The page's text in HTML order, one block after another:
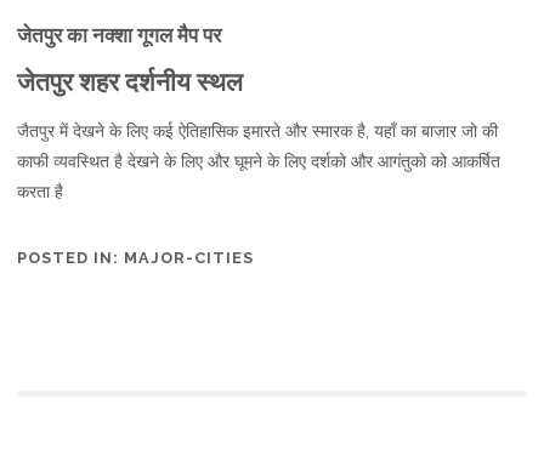
जेतपुर का नक्शा गूगल मैप पर
जेतपुर शहर दर्शनीय स्थल
जैतपुर में देखने के लिए कई ऐतिहासिक इमारते और स्मारक है, यहाँ का बाजार जो की
काफी व्यवस्थित है देखने के लिए और घूमने के लिए दर्शको और आगंतुको को आकर्षित
करता है
POSTED IN: MAJOR-CITIES